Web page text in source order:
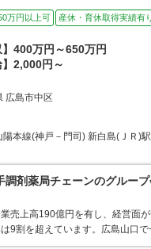
万円以上可 産休・育休取得実績有
】400万円～650万円
】2,000円～
広島市中区
陽本線(神戸－門司) 新白島(ＪＲ)駅
調剤薬局チェーンのグルー
売上高190億円を有し、経営面
9割を超えています。広島山口